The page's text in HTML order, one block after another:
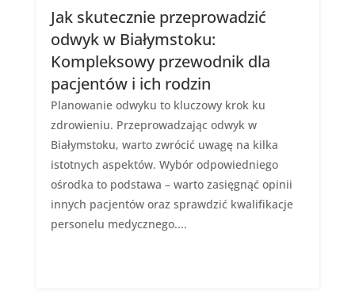
Jak skutecznie przeprowadzić
odwyk w Białymstoku:
Kompleksowy przewodnik dla
pacjentów i ich rodzin
Planowanie odwyku to kluczowy krok ku
zdrowieniu. Przeprowadzając odwyk w
Białymstoku, warto zwrócić uwagę na kilka
istotnych aspektów. Wybór odpowiedniego
ośrodka to podstawa – warto zasięgnąć opinii
innych pacjentów oraz sprawdzić kwalifikacje
personelu medycznego....